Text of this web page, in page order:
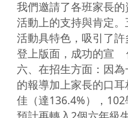
我們邀請了各班家長
活動上的支持與肯定
活動具特色，吸引了
登上版面，成功的宣
六、在招生方面：因
的報導加上家長的口
佳（達136.4%），